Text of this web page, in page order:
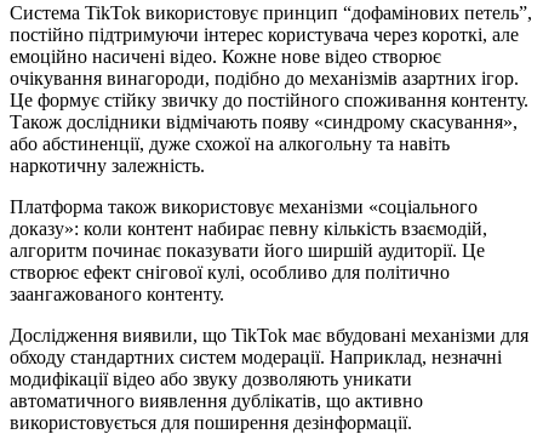
Система TikTok використовує принцип “дофамінових петель”,
постійно підтримуючи інтерес користувача через короткі, але
емоційно насичені відео. Кожне нове відео створює
очікування винагороди, подібно до механізмів азартних ігор.
Це формує стійку звичку до постійного споживання контенту.
Також дослідники відмічають появу «синдрому скасування»,
або абстиненції, дуже схожої на алкогольну та навіть
наркотичну залежність.
Платформа також використовує механізми «соціального
доказу»: коли контент набирає певну кількість взаємодій,
алгоритм починає показувати його ширшій аудиторії. Це
створює ефект снігової кулі, особливо для політично
заангажованого контенту.
Дослідження виявили, що TikTok має вбудовані механізми для
обходу стандартних систем модерації. Наприклад, незначні
модифікації відео або звуку дозволяють уникати
автоматичного виявлення дублікатів, що активно
використовується для поширення дезінформації.